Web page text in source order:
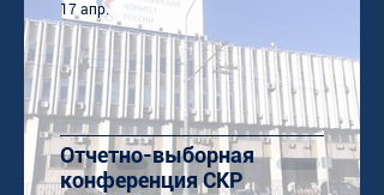
Отчетно-выборная
конференция СКР
17 апр.